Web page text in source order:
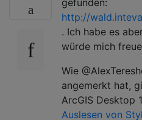
http://
. Ich habe es
würde mich
Wie
angemerkt hat,
ArcGIS Desktop
Auslesen von